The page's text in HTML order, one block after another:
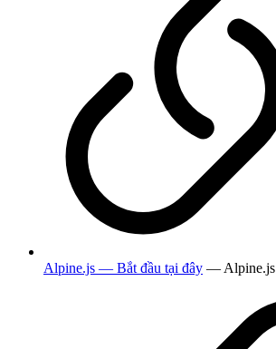
Alpine.js — Bắt đầu tại đây — Alpine.js